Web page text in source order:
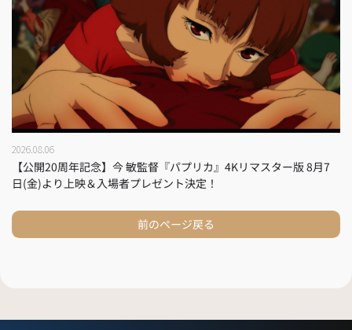
2026.08.06
【公開20周年記念】今 敏監督『パプリカ』4Kリマスター版 8月7
日(金)より上映＆入場者プレゼント決定！
前のページ戻る